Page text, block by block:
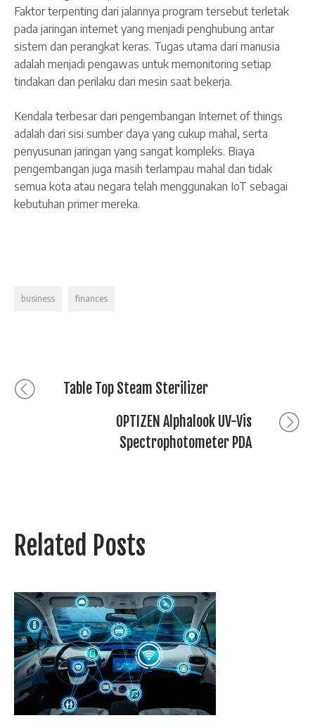
Faktor terpenting dari jalannya program tersebut terletak
pada jaringan internet yang menjadi penghubung antar
sistem dan perangkat keras. Tugas utama dari manusia
adalah menjadi pengawas untuk memonitoring setiap
tindakan dan perilaku dari mesin saat bekerja.
Kendala terbesar dari pengembangan Internet of things
adalah dari sisi sumber daya yang cukup mahal, serta
penyusunan jaringan yang sangat kompleks. Biaya
pengembangan juga masih terlampau mahal dan tidak
semua kota atau negara telah menggunakan IoT sebagai
kebutuhan primer mereka.
business finances
Table Top Steam Sterilizer
OPTIZEN Alphalook UV-Vis
Spectrophotometer PDA
Related Posts